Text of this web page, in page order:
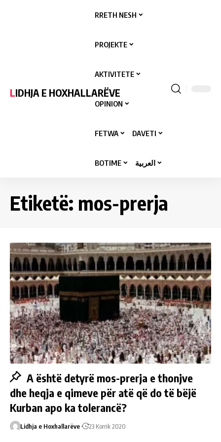
LIDHJA E HOXHALLARËVE
RRETH NESH
PROJEKTE
AKTIVITETE
OPINION
FETWA DAVETI
BOTIME العربية
Etiketë: mos-prerja
A është detyrë mos-prerja e thonjve
dhe heqja e qimeve për atë që do të bëjë
Kurban apo ka tolerancë?
Lidhja e Hoxhallarëve 23 Korrik 2020